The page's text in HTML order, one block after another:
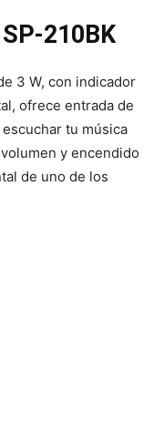
210BK
3 W, con indicador
ofrece entrada de
tu música
y encendido
de uno de los